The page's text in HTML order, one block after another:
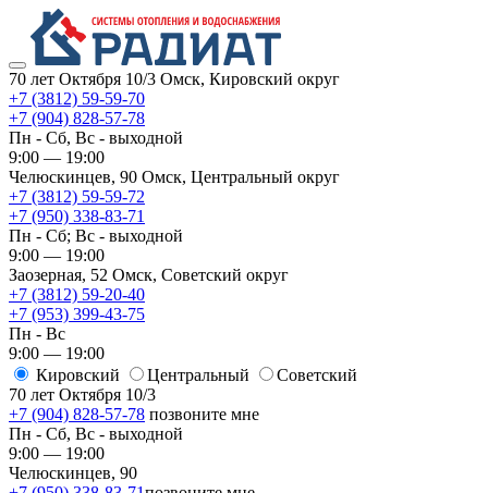
70 лет Октября 10/3 Омск, Кировский округ
+7 (3812) 59-59-70
+7 (904) 828-57-78
Пн - Сб, Вс - выходной
9:00 — 19:00
Челюскинцев, 90 Омск, ​Центральный округ
+7 (3812) 59-59-72
+7 (950) 338-83-71
Пн - Сб; Вс - выходной
9:00 — 19:00
Заозерная, 52 Омск, ​Советский округ
+7 (3812) 59-20-40
+7 (953) 399-43-75
Пн - Вс
9:00 — 19:00
Кировский
​Центральный
​Советский
70 лет Октября 10/3
+7 (904) 828-57-78 позвоните мне
Пн - Сб, Вс - выходной
9:00 — 19:00
Челюскинцев, 90